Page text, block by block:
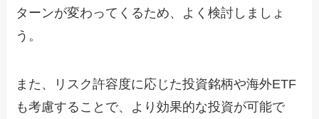
ターンが変わってくるため、よく検討しましょ
う。
また、リスク許容度に応じた投資銘柄や海外ETF
も考慮することで、より効果的な投資が可能で